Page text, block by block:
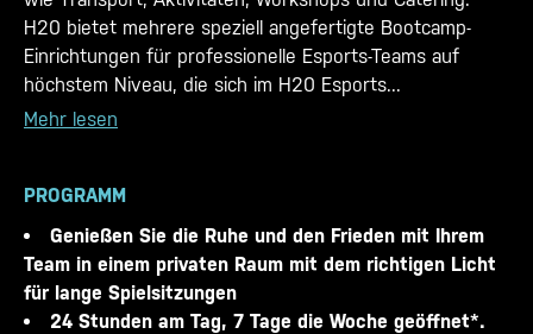
H20 bietet mehrere speziell angefertigte Bootcamp-
Einrichtungen für professionelle Esports-Teams auf
höchstem Niveau, die sich im H20 Esports...
Mehr lesen
PROGRAMM
Genießen Sie die Ruhe und den Frieden mit Ihrem
Team in einem privaten Raum mit dem richtigen Licht
für lange Spielsitzungen
24 Stunden am Tag, 7 Tage die Woche geöffnet*.